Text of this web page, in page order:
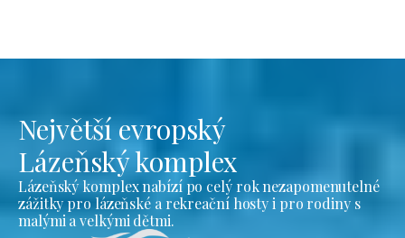
Největší evropský
Lázeňský komplex
Lázeňský komplex nabízí po celý rok nezapomenutelné
zážitky pro lázeňské a rekreační hosty i pro rodiny s
malými a velkými dětmi.